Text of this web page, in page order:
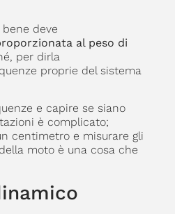
deve
al peso di
per dirla
proprie del sistema
e capire se siano
è complicato;
centimetro e misurare gli
moto è una cosa che